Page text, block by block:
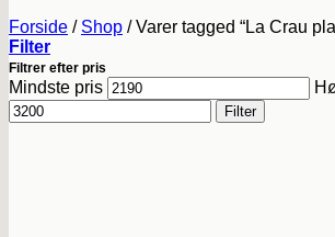
Forside / Shop /Varer tagged “La Crau
Filter
Filtrer efter pris
Mindste pris
Filter